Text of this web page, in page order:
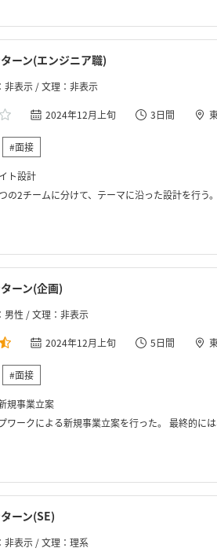
ーン(エンジニア職)
非表示 / 文理：非表示
2024年12月上旬 3日間
#面接
ト設計
じめに自己紹介やアイスブレイクをし、その後オリエンテーションをして午前中は終了。午後はチームに分かれて設計を行い、社員の方が顧客となり、顧客折衝などを行った。 二日目は、1日目に引き続き、チームに分か
ーン(企画)
男性 / 文理：非表示
2024年12月上旬 5日間
#面接
規事業立案
クによる新規事業立案を行った。 最終的には、役員の方々にプ
ーン(SE)
非表示 / 文理：理系